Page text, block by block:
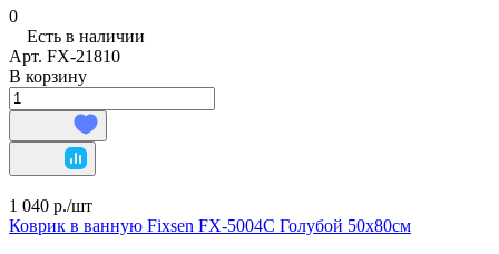
0
Есть в наличии
Арт. FX-21810
В корзину
1 040 р./шт
Коврик в ванную Fixsen FX-5004C Голубой 50х80см